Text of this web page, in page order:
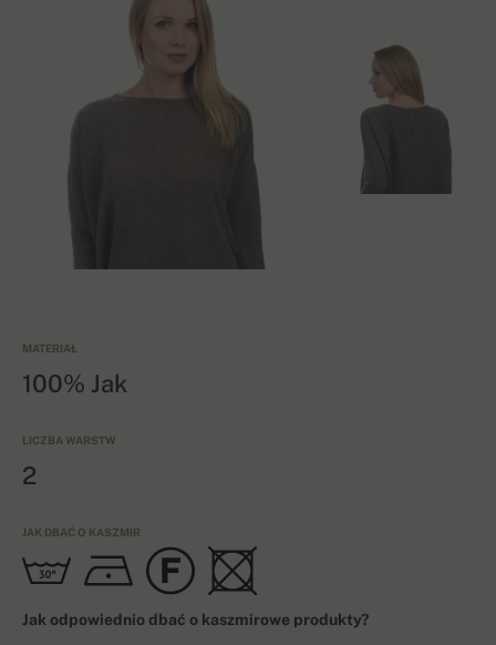
MATERIAŁ
100% Jak
LICZBA WARSTW
2
JAK DBAĆ O KASZMIR
Jak odpowiednio dbać o kaszmirowe produkty?